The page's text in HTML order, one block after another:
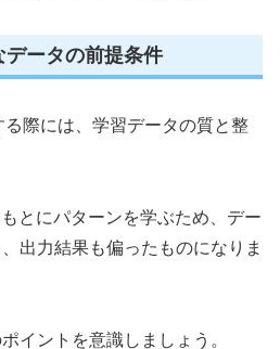
ータの前提条件
際には、学習データの質と整
とにパターンを学ぶため、デー
出力結果も偏ったものになりま
イントを意識しましょう。